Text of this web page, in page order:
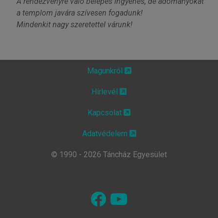
a templom javára szívesen fogadunk!
Mindenkit nagy szeretettel várunk!
Magunkról
Hírlevél
Kapcsolat
Adatvédelem
© 1990 - 2026 Táncház Egyesület